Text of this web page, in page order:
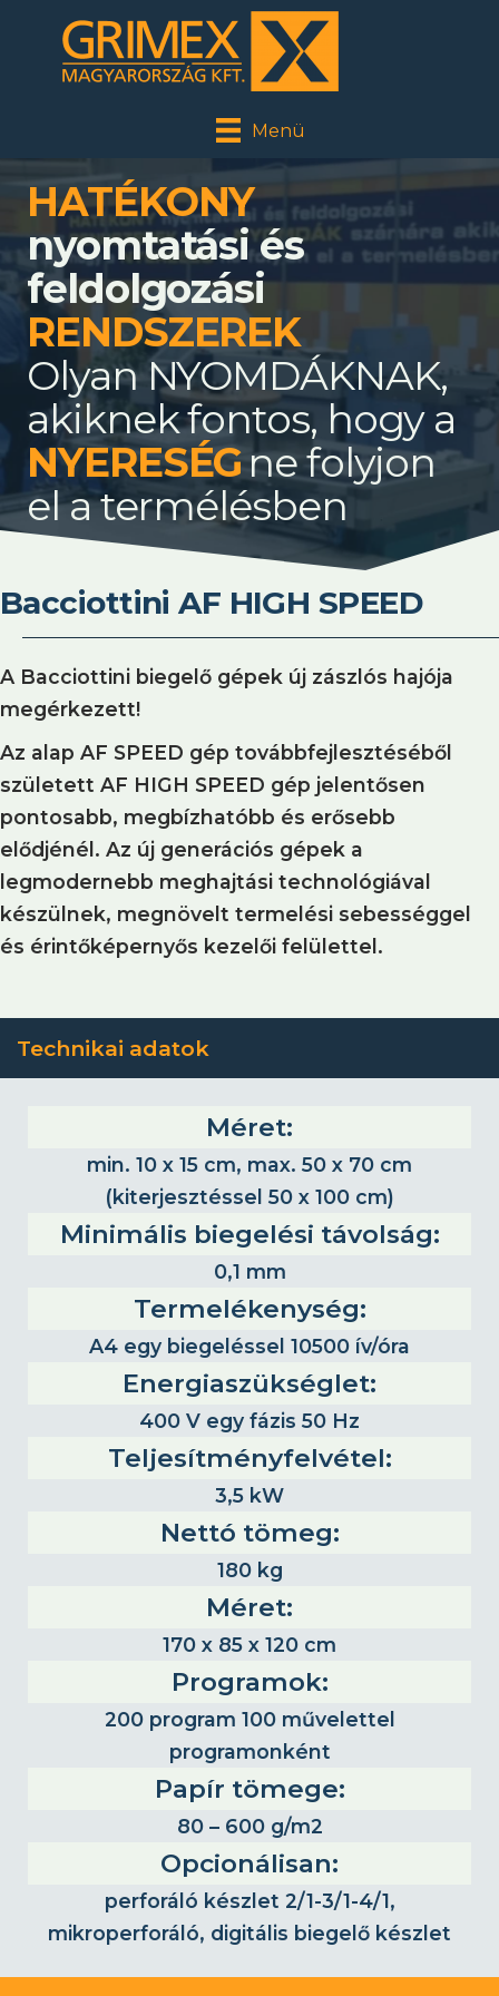
Menü
HATÉKONY
nyomtatási és
feldolgozási
RENDSZEREK
Olyan NYOMDÁKNAK,
akiknek fontos, hogy a
ne folyjon
el a termélésben
Bacciottini AF HIGH SPEED
A Bacciottini biegelő gépek új zászlós hajója
megérkezett!
Az alap AF SPEED gép továbbfejlesztéséből
született AF HIGH SPEED gép jelentősen
pontosabb, megbízhatóbb és erősebb
elődjénél. Az új generációs gépek a
legmodernebb meghajtási technológiával
készülnek, megnövelt termelési sebességgel
és érintőképernyős kezelői felülettel.
Technikai adatok
Méret:
min. 10 x 15 cm, max. 50 x 70 cm
(kiterjesztéssel 50 x 100 cm)
Minimális biegelési távolság:
0,1 mm
Termelékenység:
A4 egy biegeléssel 10500 ív/óra
Energiaszükséglet:
400 V egy fázis 50 Hz
Teljesítményfelvétel:
3,5 kW
Nettó tömeg:
180 kg
Méret:
170 x 85 x 120 cm
Programok:
200 program 100 művelettel
programonként
Papír tömege:
80 – 600 g/m2
Opcionálisan:
perforáló készlet 2/1-3/1-4/1,
mikroperforáló, digitális biegelő készlet